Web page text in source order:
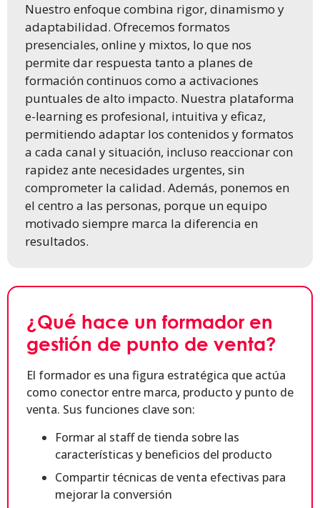
Nuestro enfoque combina rigor, dinamismo y
adaptabilidad. Ofrecemos formatos
presenciales, online y mixtos, lo que nos
permite dar respuesta tanto a planes de
formación continuos como a activaciones
puntuales de alto impacto. Nuestra plataforma
e-learning es profesional, intuitiva y eficaz,
permitiendo adaptar los contenidos y formatos
a cada canal y situación, incluso reaccionar con
rapidez ante necesidades urgentes, sin
comprometer la calidad. Además, ponemos en
el centro a las personas, porque un equipo
motivado siempre marca la diferencia en
resultados.
¿Qué hace un formador en
gestión de punto de venta?
El formador es una figura estratégica que actúa
como conector entre marca, producto y punto de
venta. Sus funciones clave son:
Formar al staff de tienda sobre las
características y beneficios del producto
Compartir técnicas de venta efectivas para
mejorar la conversión